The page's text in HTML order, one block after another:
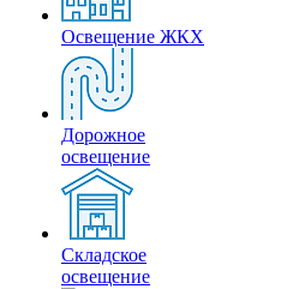
Освещение ЖКХ
Дорожное
освещение
Складское
освещение